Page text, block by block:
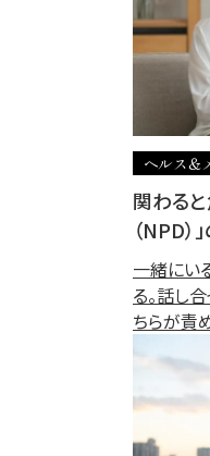
ヘルス＆
関わる
（NPD
一緒にい
る。話し
ちらが責